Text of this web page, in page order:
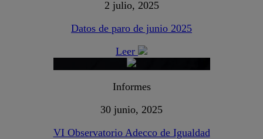
2 julio, 2025
Datos de paro de junio 2025
Leer
Informes
30 junio, 2025
VI Observatorio Adecco de Igualdad